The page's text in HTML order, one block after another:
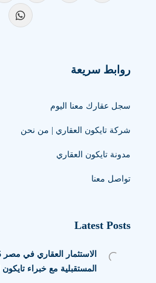
روابط سريعة
سجل عقارك معنا اليوم
شركة تايكون العقاري | من نحن
مدونة تايكون العقاري
تواصل معنا
Latest Posts
المستقبلية مع خبراء